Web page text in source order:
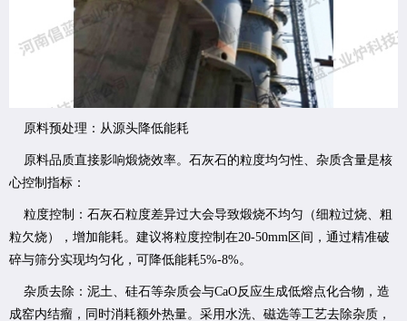
原料预处理：从源头降低能耗
原料品质直接影响煅烧效率。石灰石的粒度均匀性、杂质含量是核
心控制指标：
粒度控制：石灰石粒度差异过大会导致煅烧不均匀（细粒过烧、粗
粒欠烧），增加能耗。建议将粒度控制在20-50mm区间，通过精准破
碎与筛分实现均匀化，可降低能耗5%-8%。
杂质去除：泥土、硅石等杂质会与CaO反应生成低熔点化合物，造
成窑内结瘤，同时消耗额外热量。采用水洗、磁选等工艺去除杂质，